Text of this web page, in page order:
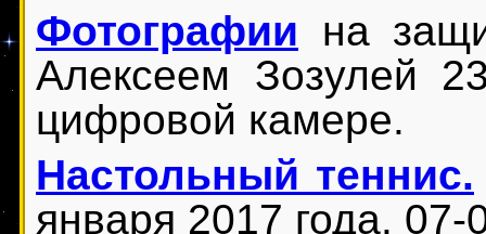
Фотографии на
Алексеем Зозулей
цифровой камере.
Настольный теннис.
января 2017 года. 07-